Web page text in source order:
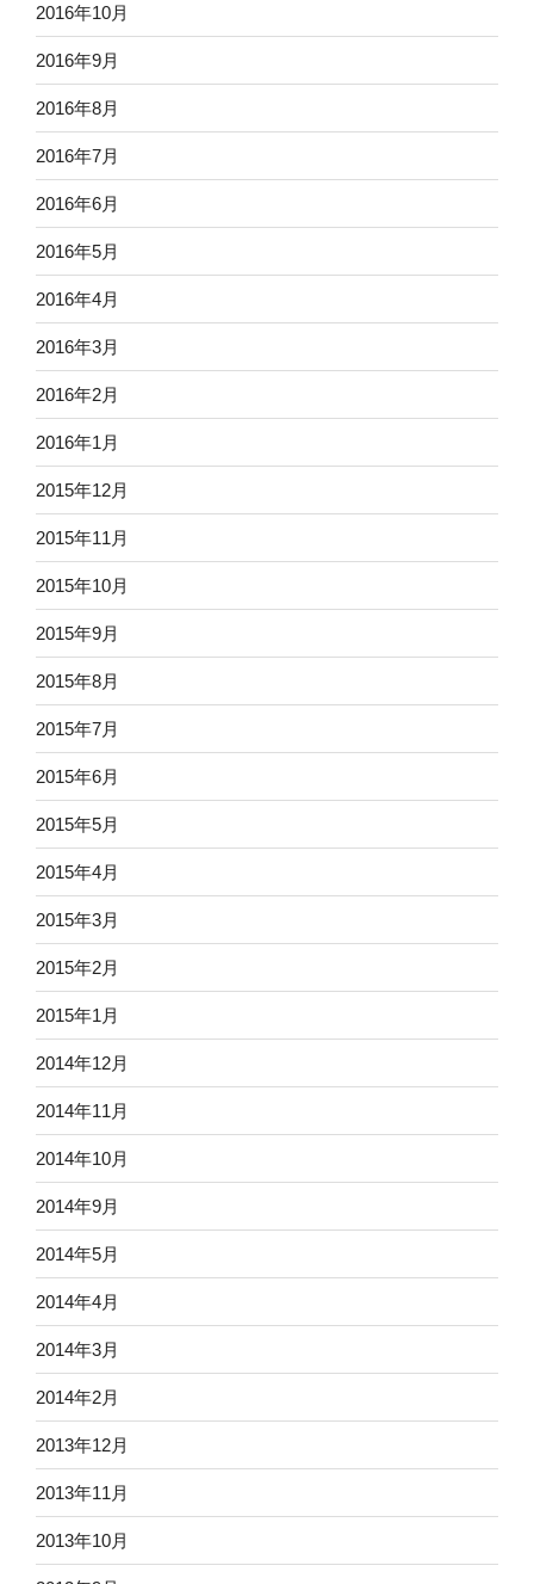
2016年10月
2016年9月
2016年8月
2016年7月
2016年6月
2016年5月
2016年4月
2016年3月
2016年2月
2016年1月
2015年12月
2015年11月
2015年10月
2015年9月
2015年8月
2015年7月
2015年6月
2015年5月
2015年4月
2015年3月
2015年2月
2015年1月
2014年12月
2014年11月
2014年10月
2014年9月
2014年5月
2014年4月
2014年3月
2014年2月
2013年12月
2013年11月
2013年10月